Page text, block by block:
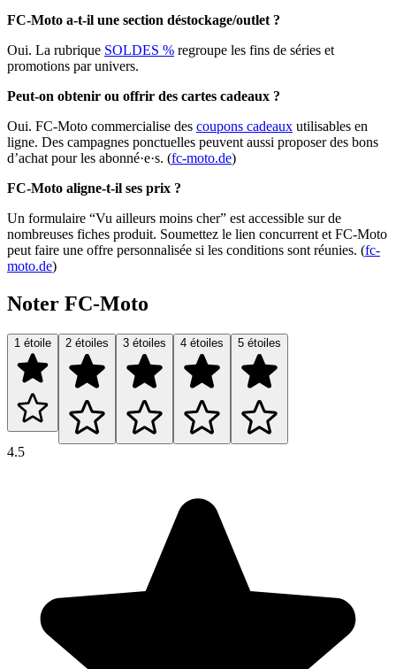
FC-Moto a‑t‑il une section déstockage/outlet ?
Oui. La rubrique SOLDES % regroupe les fins de séries et
promotions par univers.
Peut-on obtenir ou offrir des cartes cadeaux ?
Oui. FC-Moto commercialise des coupons cadeaux utilisables en
ligne. Des campagnes ponctuelles peuvent aussi proposer des bons
d’achat pour les abonné·e·s. (fc-moto.de)
FC-Moto aligne‑t‑il ses prix ?
Un formulaire “Vu ailleurs moins cher” est accessible sur de
nombreuses fiches produit. Soumettez le lien concurrent et FC‑Moto
peut faire une offre personnalisée si les conditions sont réunies. (fc-
moto.de)
Noter FC-Moto
1 étoile 2 étoiles 3 étoiles 4 étoiles 5 étoiles
4.5